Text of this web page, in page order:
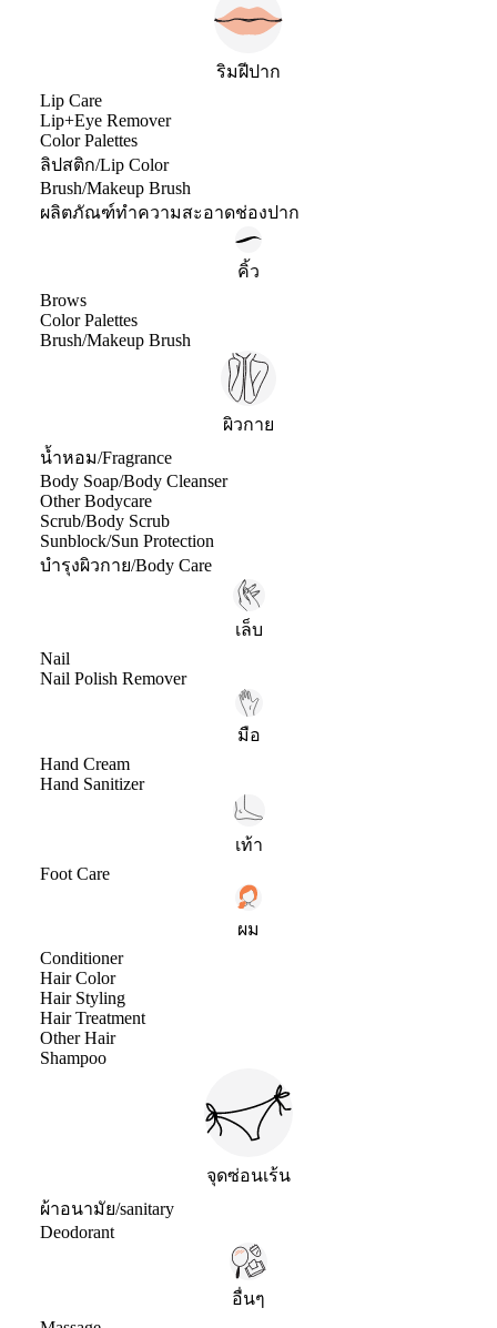
ริมฝีปาก
Lip Care
Lip+Eye Remover
Color Palettes
ลิปสติก/Lip Color
Brush/Makeup Brush
ผลิตภัณฑ์ทำความสะอาดช่องปาก
คิ้ว
Brows
Color Palettes
Brush/Makeup Brush
ผิวกาย
น้ำหอม/Fragrance
Body Soap/Body Cleanser
Other Bodycare
Scrub/Body Scrub
Sunblock/Sun Protection
บำรุงผิวกาย/Body Care
เล็บ
Nail
Nail Polish Remover
มือ
Hand Cream
Hand Sanitizer
เท้า
Foot Care
ผม
Conditioner
Hair Color
Hair Styling
Hair Treatment
Other Hair
Shampoo
จุดซ่อนเร้น
ผ้าอนามัย/sanitary
Deodorant
อื่นๆ